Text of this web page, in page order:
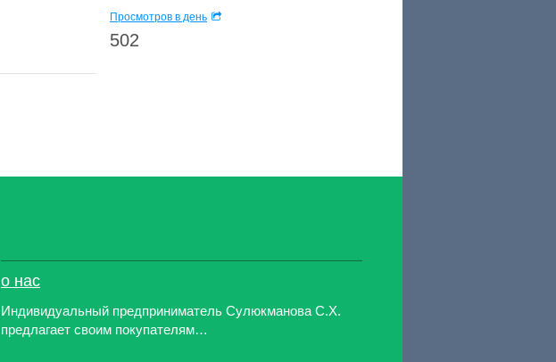
Просмотров в день
502
о нас
Индивидуальный предприниматель Сулюкманова С.Х.
предлагает своим покупателям…